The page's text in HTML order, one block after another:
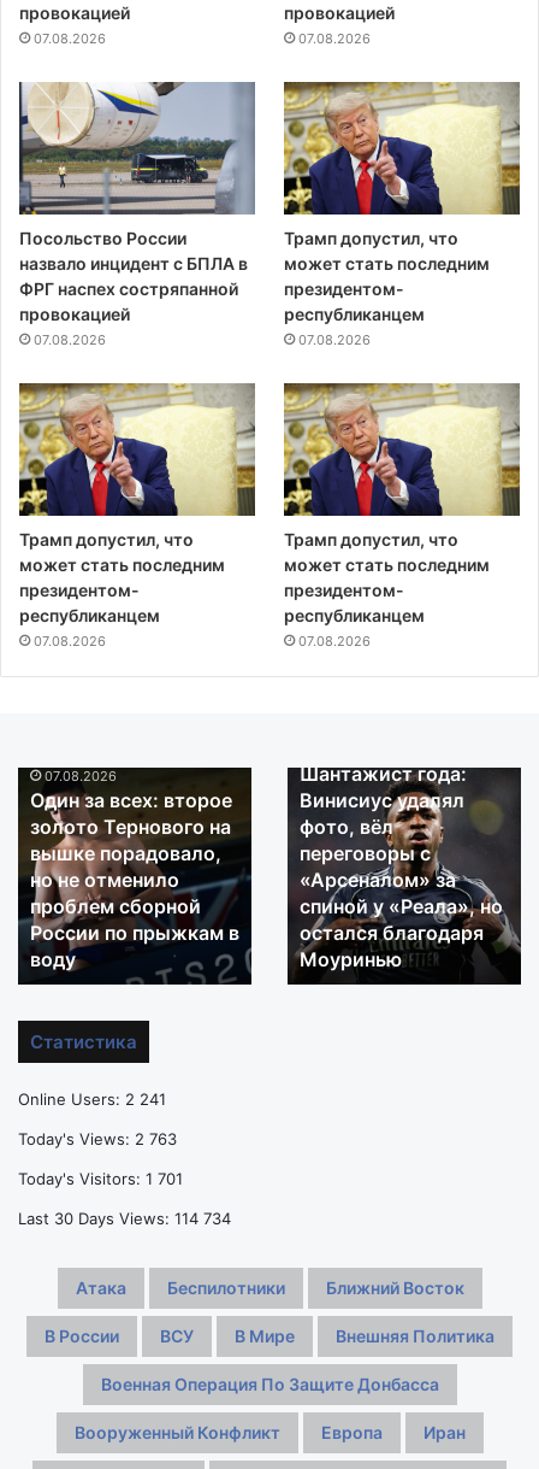
провокацией
07.08.2026
провокацией
07.08.2026
Посольство России
назвало инцидент с БПЛА в
ФРГ наспех состряпанной
провокацией
07.08.2026
Трамп допустил, что
может стать последним
президентом-
республиканцем
07.08.2026
Трамп допустил, что
может стать последним
президентом-
республиканцем
07.08.2026
Трамп допустил, что
может стать последним
президентом-
республиканцем
07.08.2026
Один
за
всех:
второе
золото
Тернового
на
вышке
порадовало,
не
сборной
России
прыжкам
в
07.08.2026
Один за всех: второе
золото Тернового на
вышке порадовало,
но не отменило
проблем сборной
России по прыжкам в
воду
Шантажист
года:
Винисиус
удалял
фото,
вёл
переговоры
с
«Арсеналом»
Шантажист года:
Винисиус удалял
фото, вёл
переговоры с
«Арсеналом» за
спиной у «Реала», но
остался благодаря
Моуринью
Статистика
Online Users: 2 241
Today's Views: 2 763
Today's Visitors: 1 701
Last 30 Days Views: 114 734
Атака Беспилотники Ближний Восток
В России ВСУ В Мире Внешняя Политика
Военная Операция По Защите Донбасса
Вооруженный Конфликт Европа Иран